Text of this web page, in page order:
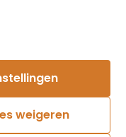
bestelling.
nieuws
bij Google
verkregen
het adres van
naar en
weigeren